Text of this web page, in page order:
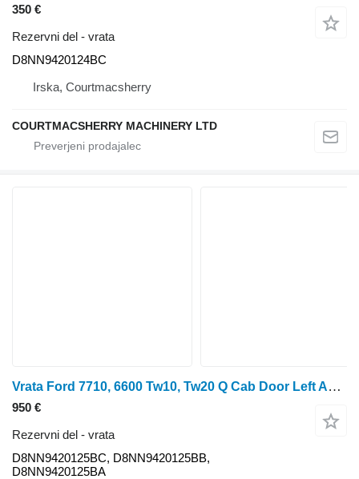
350 €
Rezervni del - vrata
D8NN9420124BC
Irska, Courtmacsherry
COURTMACSHERRY MACHINERY LTD
Vrata Ford 7710, 6600 Tw10, Tw20 Q Cab Door Left Assembly D8nn9420125bc, D8 D8NN9420125BC
950 €
Rezervni del - vrata
D8NN9420125BC, D8NN9420125BB,
D8NN9420125BA